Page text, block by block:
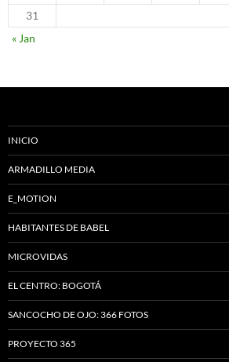
31
« Jan
INICIO
ARMADILLO MEDIA
E_MOTION
HABITANTES DE BABEL
MICROVIDAS
EL CENTRO: BOGOTÁ
SANCOCHO DE OJO: 366 FOTOS
PROYECTO 365